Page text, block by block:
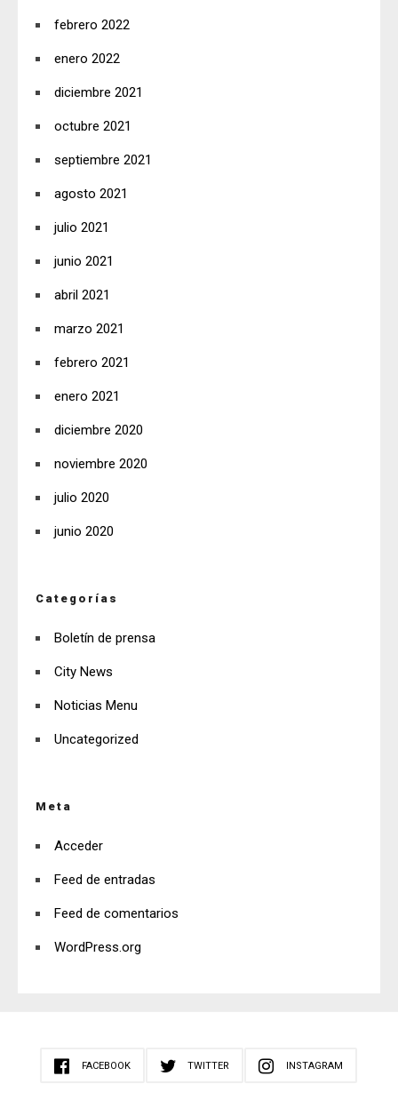
febrero 2022
enero 2022
diciembre 2021
octubre 2021
septiembre 2021
agosto 2021
julio 2021
junio 2021
abril 2021
marzo 2021
febrero 2021
enero 2021
diciembre 2020
noviembre 2020
julio 2020
junio 2020
Categorías
Boletín de prensa
City News
Noticias Menu
Uncategorized
Meta
Acceder
Feed de entradas
Feed de comentarios
WordPress.org
FACEBOOK TWITTER INSTAGRAM